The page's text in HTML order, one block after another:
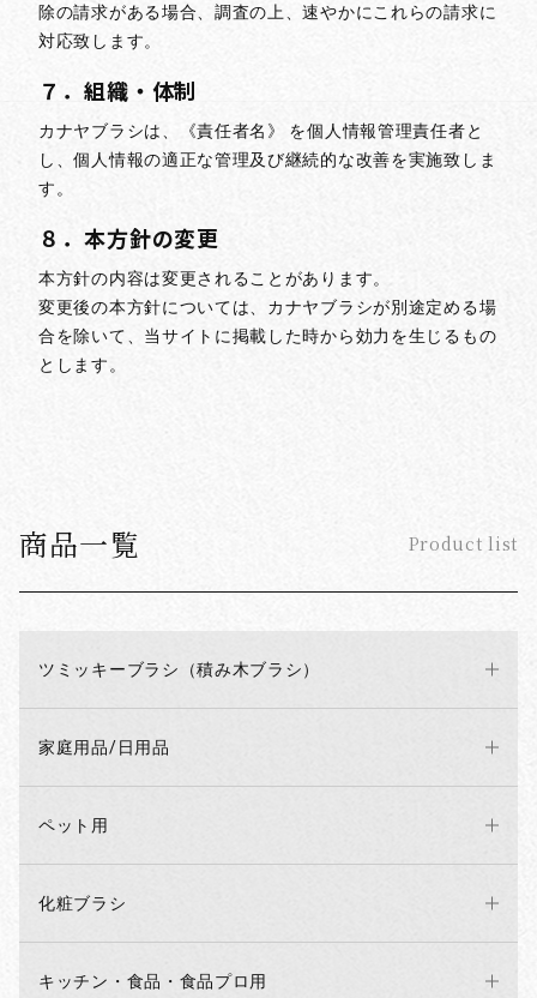
商品一覧 Product list
ツミッキーブラシ（積み木ブラシ）
家庭用品/日用品
ペット用
化粧ブラシ
キッチン・食品・食品プロ用
除の請求がある場合、調査の上、速やかにこれらの請求に
対応致します。
７．組織・体制
カナヤブラシは、《責任者名》 を個人情報管理責任者と
し、個人情報の適正な管理及び継続的な改善を実施致しま
す。
８．本方針の変更
本方針の内容は変更されることがあります。
変更後の本方針については、カナヤブラシが別途定める場
合を除いて、当サイトに掲載した時から効力を生じるもの
とします。